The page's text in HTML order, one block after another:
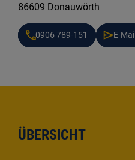
86609 Donauwörth
0906 789-151 E-Mail
ÜBERSICHT